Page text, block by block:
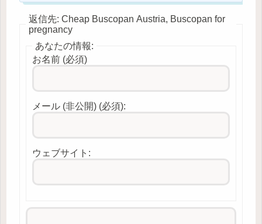
返信先: Cheap Buscopan Austria, Buscopan for
pregnancy
あなたの情報:
お名前 (必須)
メール (非公開) (必須):
ウェブサイト: